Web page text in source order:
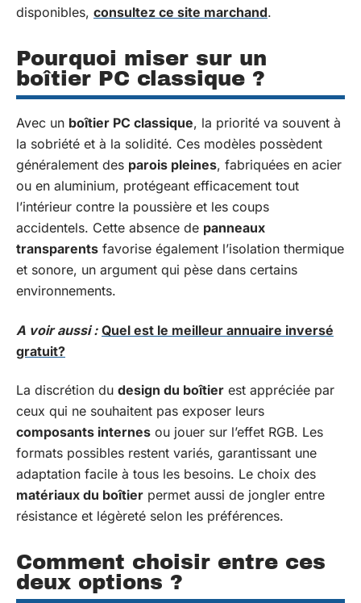
disponibles, consultez ce site marchand.
Pourquoi miser sur un
boîtier PC classique ?
Avec un boîtier PC classique, la priorité va souvent à
la sobriété et à la solidité. Ces modèles possèdent
généralement des parois pleines, fabriquées en acier
ou en aluminium, protégeant efficacement tout
l’intérieur contre la poussière et les coups
accidentels. Cette absence de panneaux
transparents favorise également l’isolation thermique
et sonore, un argument qui pèse dans certains
environnements.
A voir aussi : Quel est le meilleur annuaire inversé
gratuit?
La discrétion du design du boîtier est appréciée par
ceux qui ne souhaitent pas exposer leurs
composants internes ou jouer sur l’effet RGB. Les
formats possibles restent variés, garantissant une
adaptation facile à tous les besoins. Le choix des
matériaux du boîtier permet aussi de jongler entre
résistance et légèreté selon les préférences.
Comment choisir entre ces
deux options ?